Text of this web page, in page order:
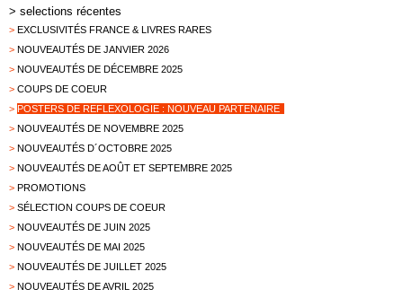
> selections récentes
> EXCLUSIVITÉS FRANCE & LIVRES RARES
> NOUVEAUTÉS DE JANVIER 2026
> NOUVEAUTÉS DE DÉCEMBRE 2025
> COUPS DE COEUR
> POSTERS DE REFLEXOLOGIE : NOUVEAU PARTENAIRE
> NOUVEAUTÉS DE NOVEMBRE 2025
> NOUVEAUTÉS D´OCTOBRE 2025
> NOUVEAUTÉS DE AOÛT ET SEPTEMBRE 2025
> PROMOTIONS
> SÉLECTION COUPS DE COEUR
> NOUVEAUTÉS DE JUIN 2025
> NOUVEAUTÉS DE MAI 2025
> NOUVEAUTÉS DE JUILLET 2025
> NOUVEAUTÉS DE AVRIL 2025